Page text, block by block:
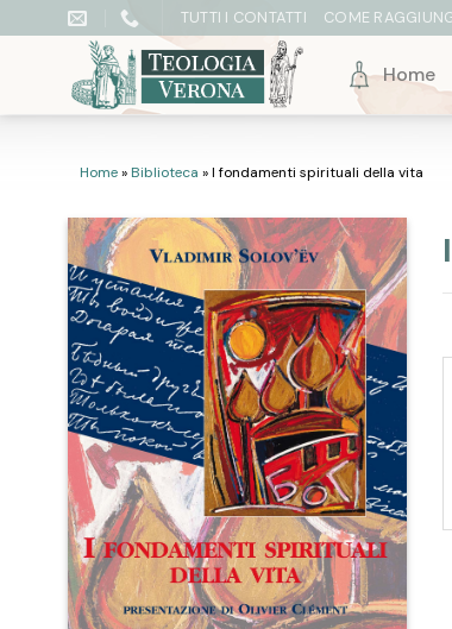
to
TUTTI I CONTATTI COME
Home
Home»Biblioteca »I fondamenti spirituali della vita